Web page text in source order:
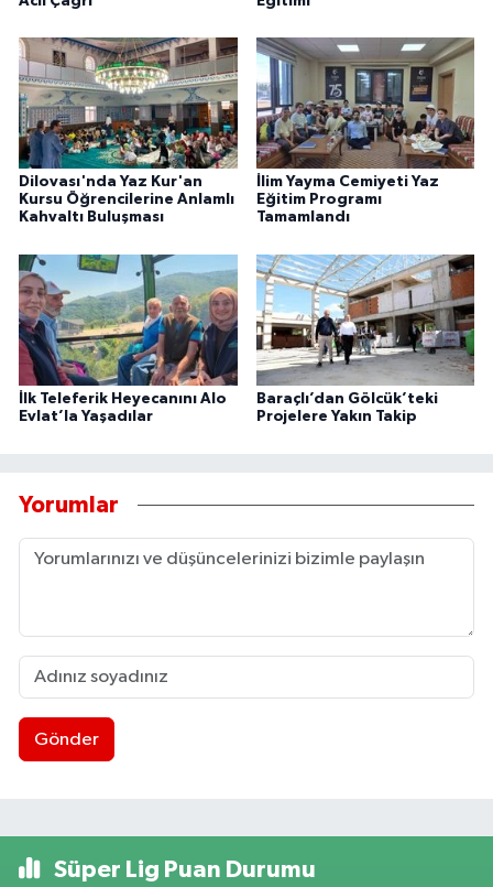
Dilovası'nda Yaz Kur'an
Kursu Öğrencilerine Anlamlı
Kahvaltı Buluşması
İlim Yayma Cemiyeti Yaz
Eğitim Programı
Tamamlandı
İlk Teleferik Heyecanını Alo
Evlat’la Yaşadılar
Baraçlı’dan Gölcük’teki
Projelere Yakın Takip
Yorumlar
Gönder
Süper Lig Puan Durumu